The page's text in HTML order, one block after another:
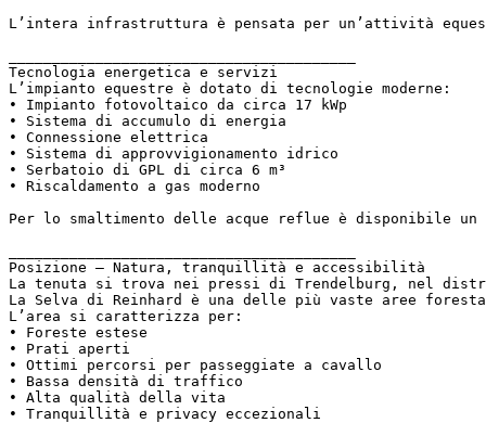
L’intera infrastruttura è pensata per un’attività
Tecnologia energetica e servizi
L’impianto equestre è dotato di tecnologie moderne:
• Impianto fotovoltaico da circa 17 kWp
• Sistema di accumulo di energia
• Connessione elettrica
• Sistema di approvvigionamento idrico
• Serbatoio di GPL di circa 6 m³
• Riscaldamento a gas moderno
Per lo smaltimento delle acque reflue è disponibile
Posizione – Natura, tranquillità e accessibilità
La tenuta si trova nei pressi di Trendelburg, nel
La Selva di Reinhard è una delle più vaste aree
L’area si caratterizza per:
• Foreste estese
• Prati aperti
• Ottimi percorsi per passeggiate a cavallo
• Bassa densità di traffico
• Alta qualità della vita
• Tranquillità e privacy eccezionali